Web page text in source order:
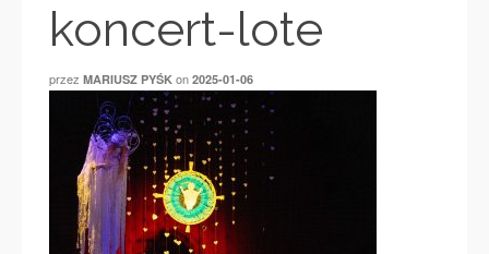
koncert-lote
przez MARIUSZ PYŚK on 2025-01-06